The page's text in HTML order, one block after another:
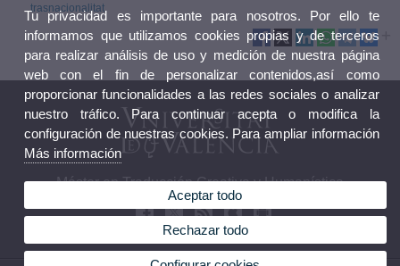
trasnacionalitat
Máster en Traducción Creativa y Humanística
Tu privacidad es importante para nosotros. Por ello te
informamos que utilizamos cookies propias y de terceros
para realizar análisis de uso y medición de nuestra página
web con el fin de personalizar contenidos,así como
proporcionar funcionalidades a las redes sociales o analizar
nuestro tráfico. Para continuar acepta o modifica la
configuración de nuestras cookies. Para ampliar información
Más información
Aceptar todo
Rechazar todo